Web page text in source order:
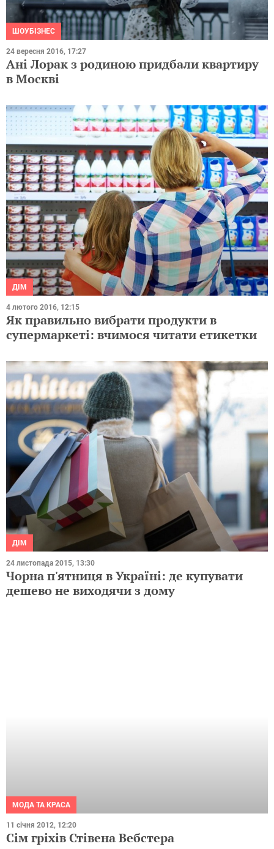
ШОУБІЗНЕС
24 вересня 2016, 17:27
Ані Лорак з родиною придбали квартиру
в Москві
ДІМ
4 лютого 2016, 12:15
Як правильно вибрати продукти в
супермаркеті: вчимося читати етикетки
ДІМ
24 листопада 2015, 13:30
Чорна п'ятниця в Україні: де купувати
дешево не виходячи з дому
МОДА ТА КРАСА
Сім гріхів Стівена Вебстера